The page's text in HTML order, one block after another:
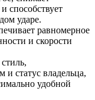
способствует
ударе.
равномерное
и скорости
статус владельца,
удобной